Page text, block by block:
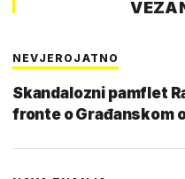
NEVJEROJATNO
Skandalozni pamflet
fronte o Građanskom